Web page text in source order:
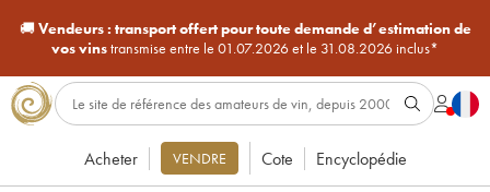
🚚Vendeurs : transport offert pour toute demande d’estimation de
vos vinstransmise entre le 01.07.2026 et le 31.08.2026 inclus*
Acheter VENDRE Cote Encyclopédie